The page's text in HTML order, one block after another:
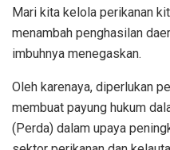
Mari kita kelola perikanan
menambah penghasilan
imbuhnya menegaskan.
Oleh karenaya, diperlukan
membuat payung hukum
(Perda) dalam upaya